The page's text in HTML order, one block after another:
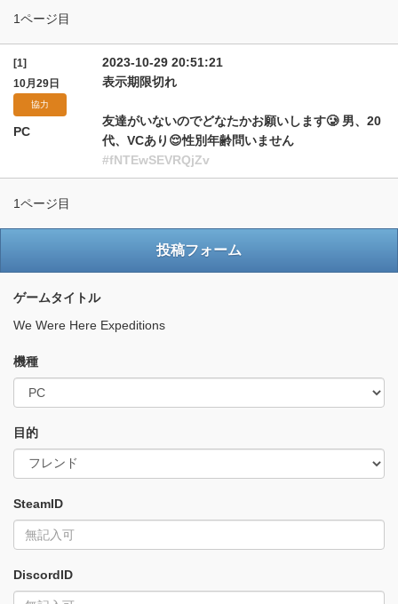
1ページ目
[1]
10月29日
協力
PC
2023-10-29 20:51:21
表示期限切れ
友達がいないのでどなたかお願いします🥲 男、20
代、VCあり😌性別年齢問いません
#fNTEwSEVRQjZv
1ページ目
投稿フォーム
ゲームタイトル
We Were Here Expeditions
機種
目的
SteamID
DiscordID